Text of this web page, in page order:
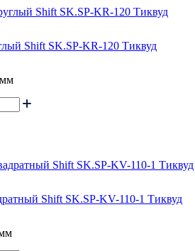
Shift SK.SP-KR-120 Тиквуд
Shift SK.SP-KV-110-1 Тиквуд